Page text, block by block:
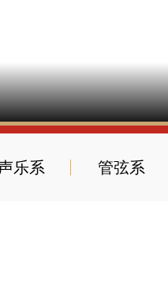
乐系 管弦系